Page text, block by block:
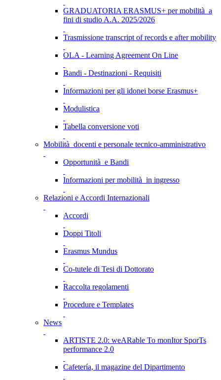
GRADUATORIA ERASMUS+ per mobilità a
fini di studio A.A. 2025/2026
Trasmissione transcript of records e after mobility
OLA - Learning Agreement On Line
Bandi - Destinazioni - Requisiti
Informazioni per gli idonei borse Erasmus+
Modulistica
Tabella conversione voti
Mobilità docenti e personale tecnico-amministrativo
Opportunità e Bandi
Informazioni per mobilità in ingresso
Relazioni e Accordi Internazionali
Accordi
Doppi Titoli
Erasmus Mundus
Co-tutele di Tesi di Dottorato
Raccolta regolamenti
Procedure e Templates
News
ARTISTE 2.0: weARable To monItor SporTs
performance 2.0
Cafetería, il magazine del Dipartimento